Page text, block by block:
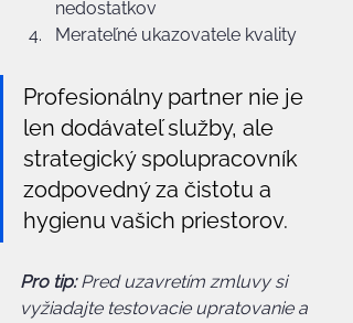
nedostatkov
Merateľné ukazovatele kvality
Profesionálny partner nie je
len dodávateľ služby, ale
strategický spolupracovník
zodpovedný za čistotu a
hygienu vašich priestorov.
Pro tip: Pred uzavretím zmluvy si
vyžiadajte testovacie upratovanie a